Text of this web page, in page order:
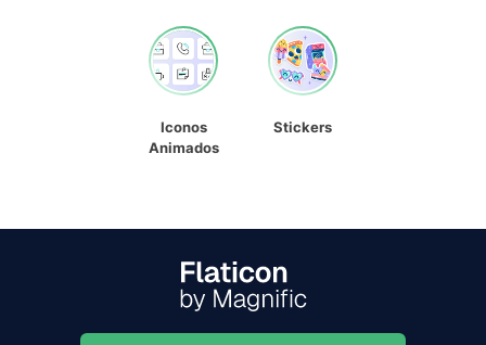
Iconos
Animados
Stickers